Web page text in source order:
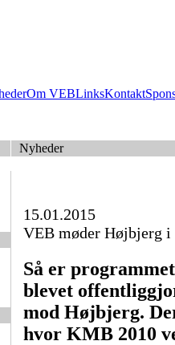
Om VEBLinksKontakt
Nyheder
15.01.2015
VEB møder Højbjerg
Så er
blevet
mod Højbjerg.
hvor KMB 2010